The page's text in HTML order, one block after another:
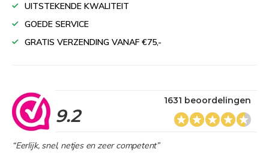
UITSTEKENDE KWALITEIT
GOEDE SERVICE
GRATIS VERZENDING VANAF €75,-
9.2
1631 beoordelingen
“Eerlijk, snel, netjes en zeer competent”